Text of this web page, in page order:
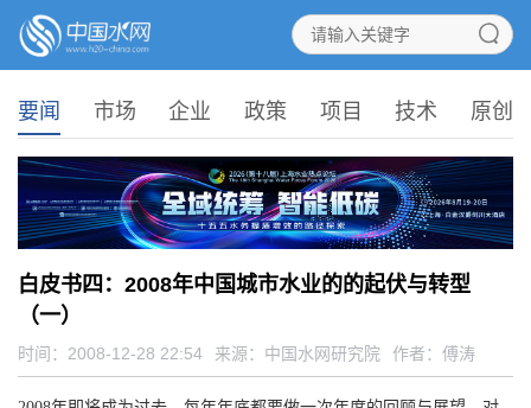
要闻 市场 企业 政策 项目 技术 原创
白皮书四：2008年中国城市水业的的起伏与转型
（一）
时间：2008-12-28 22:54 来源： 中国水网研究院 作者：傅涛